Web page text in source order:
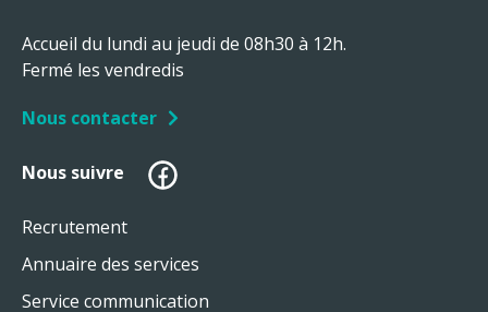
Accueil du lundi au jeudi de 08h30 à 12h.
Fermé les vendredis
Nous contacter
Nous suivre
Recrutement
Annuaire des services
Service communication